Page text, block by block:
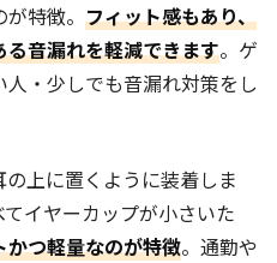
特徴。 フィット感もあり、
音漏れを軽減できます。ゲ
・少しでも音漏れ対策をし
上に置くように装着しま
イヤーカップが小さいた
つ軽量なのが特徴。通勤や